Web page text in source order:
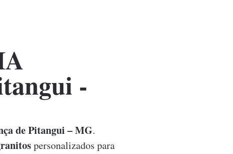
-
de Pitangui – MG.
personalizados para